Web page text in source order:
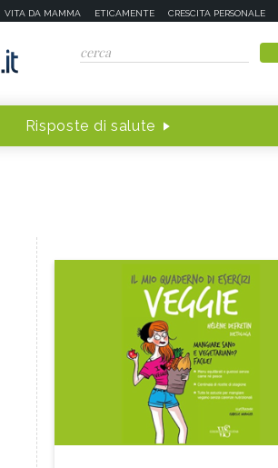
VITA DA MAMMA ETICAMENTE CRESCITA PERSONALE
Risposte di salute